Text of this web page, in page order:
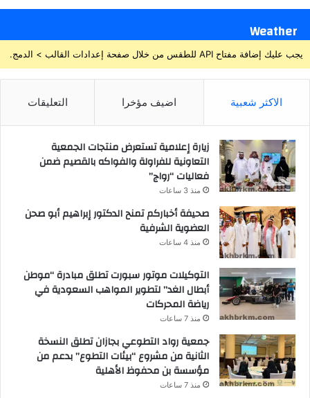
Weather
يجب عليك إضافة مفتاح API للطقس من خلال صفحة إعدادات القالب > الدمج.
الاكثر شعبية اضيف مؤخرا التعليقات
زيارة إعلامية تستعرض منتجات الجمعية
التعاونية للفراولة والفواكه بالقصيم ضمن
فعاليات “رواج”
منذ 3 ساعات
صحيفة أخباركم تمنح الدكتور إبراهيم أبو صحن
العضوية الشرفية
منذ 4 ساعات
التوكيلات موتور سبورت تطلق مبادرة “موطن
أبطال الغد” لتطوير المواهب السعودية في
رياضة المحركات
منذ 7 ساعات
جمعية رواد التطوعي بجازان تطلق النسخة
الثانية من مشروع “بيئات التطوع” بدعم من
مؤسسة بن محفوظ الأهلية
منذ 7 ساعات